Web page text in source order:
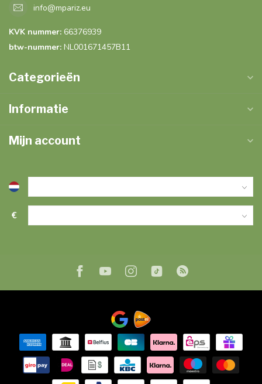
info@mpariz.eu
KVK nummer: 66376939
btw-nummer: NL001671457B11
Categorieën
Informatie
Mijn account
€